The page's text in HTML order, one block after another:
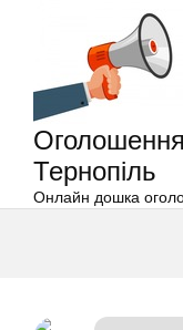
Оголошення
Тернопіль
Онлайн дошка